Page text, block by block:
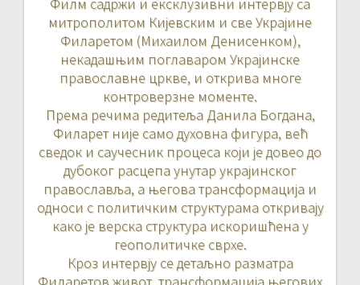
митрополитом Кијевским и све Украјине
Филаретом (Михаилом Денисенком),
некадашњим поглаваром Украјинске
православне цркве, и открива многе
контроверзне моменте.
Према речима редитеља Данила Богдана,
Филарет није само духовна фигура, већ
сведок и саучесник процеса који је довео до
дубоког расцепа унутар украјинског
православља, а његова трансформација и
односи с политичким структурама откривају
како је верска структура искоришћена у
геополитичке сврхе.
Кроз интервју се детаљно разматра